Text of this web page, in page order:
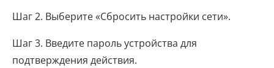
Шаг 2. Выберите «Сбросить настройки сети».
Шаг 3. Введите пароль устройства для
подтверждения действия.